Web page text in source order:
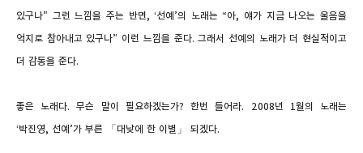
있구나” 그런 느낌을 주는 반면, ‘선예’의 노래는“아, 얘가 지금 나오는 울음을
억지로 참아내고 있구나” 이런 느낌을 준다.그래서 선예의 노래가 더 현실적이고
더 감동을 준다.
좋은 노래다.무슨 말이 필요하겠는가?한번 들어라. 2008년 1월의 노래는
‘박진영, 선예’가 부른 「대낮에 한 이별」 되겠다.